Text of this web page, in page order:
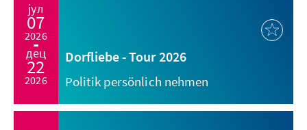
јул
07
2026
дец
22
2026
Dorfliebe - Tour 2026
Politik persönlich nehmen